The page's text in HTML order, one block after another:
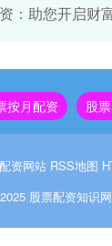
：助您开启财
按月配资 股
资网站 RSS地图
股票配资知识网